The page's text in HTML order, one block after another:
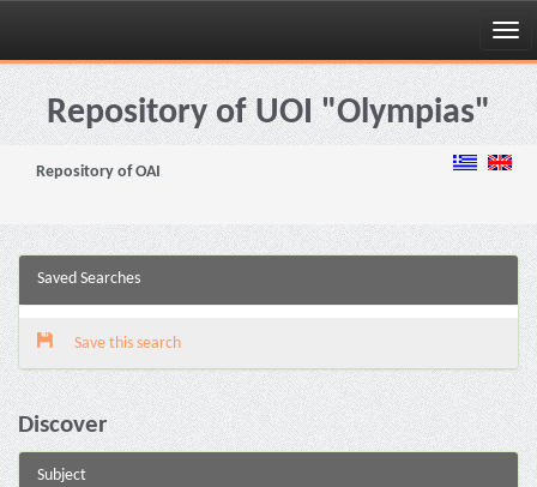
Skip
navigationRepository of UOI "Olympias"
Repository of OAI
Saved Searches
Save this search
Discover
Subject